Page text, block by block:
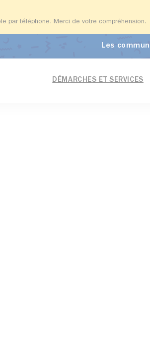
par téléphone. Merci de votre compréhension.
Les
DÉMARCHES ET SERVICES